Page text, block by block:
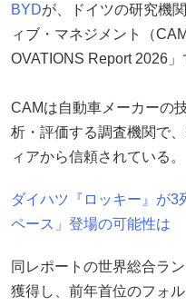
BYDが、ドイツの研究機
ィブ・マネジメント（
OVATIONS Report 2026」
CAMは自動車メーカーの
析・評価する調査機関で
ィアから信頼されている。
ダイハツ『ロッキー』が3
ペース」登場の可能性は
同レポートの世界総合ラ
獲得し、前年首位のフォ